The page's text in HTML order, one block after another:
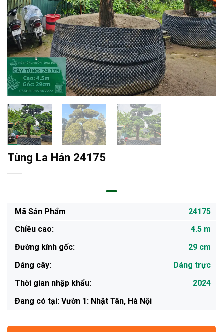
Tùng La Hán 24175
Mã Sản Phẩm
24175
Chiều cao:
4.5 m
Đường kính gốc:
29 cm
Dáng cây:
Dáng trực
Thời gian nhập khẩu:
2024
Ðang có tại: Vườn 1: Nhật Tân, Hà Nội